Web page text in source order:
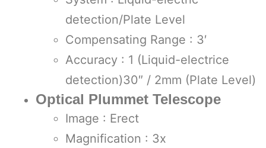
detection/Plate Level
Compensating Range : 3′
Accuracy : 1 (Liquid-electrice
detection)30″ / 2mm (Plate Level)
Optical Plummet Telescope
Image : Erect
Magnification : 3x